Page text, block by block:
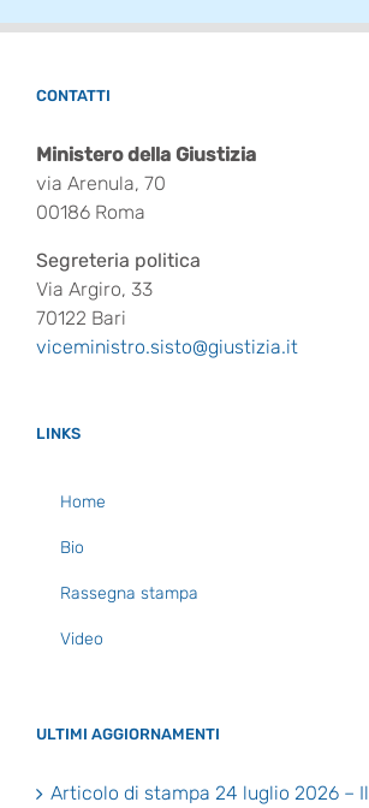
CONTATTI
Ministero della Giustizia
via Arenula, 70
00186 Roma
Segreteria politica
Via Argiro, 33
70122 Bari
viceministro.sisto@giustizia.it
LINKS
Home
Bio
Rassegna stampa
Video
ULTIMI AGGIORNAMENTI
Articolo di stampa 24 luglio 2026 –